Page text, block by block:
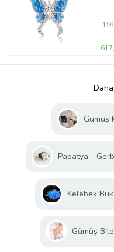
Gümüş
Papatya -
Kelebek
Gümüş